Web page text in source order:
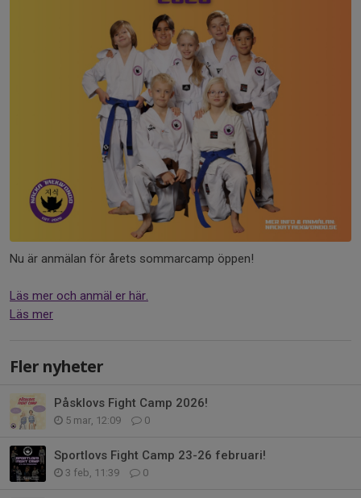
Nu är anmälan för årets sommarcamp öppen!
Läs mer och anmäl er här.
Läs mer
Fler nyheter
Påsklovs Fight Camp 2026!
5 mar, 12:09 0
Sportlovs Fight Camp 23-26 februari!
3 feb, 11:39 0